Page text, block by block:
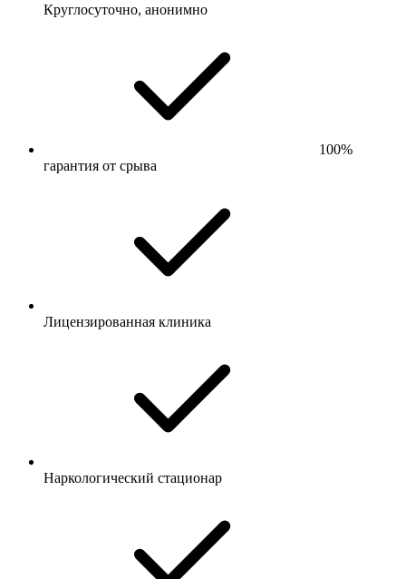
Круглосуточно, анонимно
100%
гарантия от срыва
Лицензированная клиника
Наркологический стационар